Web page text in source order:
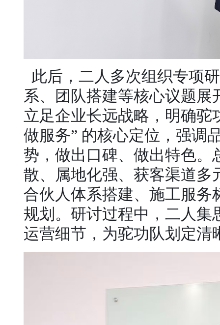
此后，二人多次组织专项
系、团队搭建等核心议题
立足企业长远战略，明确驼
做服务” 的核心定位，强调
势，做出口碑、做出特色
散、属地化强、获客渠道多
合伙人体系搭建、施工服务
规划。研讨过程中，二人集
运营细节，为驼功队划定清